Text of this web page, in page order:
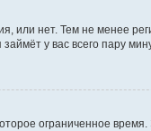
или нет. Тем не менее
у вас всего пару
ограниченное